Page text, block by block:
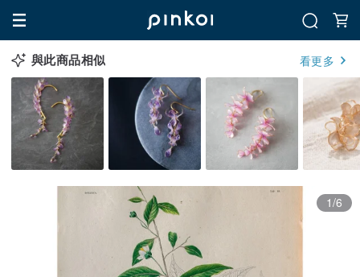
與此商品相似 看更多
1/6